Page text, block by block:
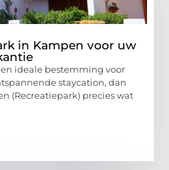
in Kampen voor uw
ideale bestemming voor
staycation, dan
(Recreatiepark) precies wat